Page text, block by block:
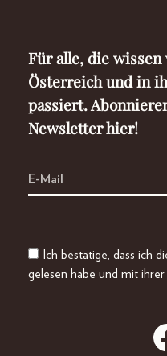
Für alle, die
Österreich und in
passiert.
Newsletter hier!
Ich bestätige, dass ich
gelesen habe und mit